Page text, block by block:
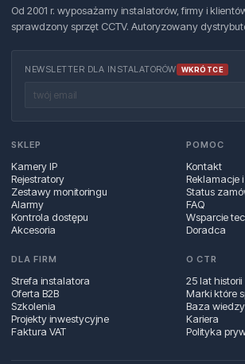
Od 2001 r. wyposażamy instalatorów, firmy i
sprawdzony sprzęt CCTV. Autoryzowany
NEWSLETTER DLA INSTALATORÓW WKRÓTCE
SKLEP
Kamery IP
Rejestratory
Zestawy monitoringu
Alarmy
Kontrola dostępu
Akcesoria
POMOC
Kontakt
Reklamacje
Status
FAQ
Wsparcie
Doradca
DLA FIRM
Strefa instalatora
Oferta B2B
Szkolenia
Projekty inwestycyjne
Faktura VAT
O CTR
25 lat historii
Marki które
Baza wiedzy
Kariera
Polityka